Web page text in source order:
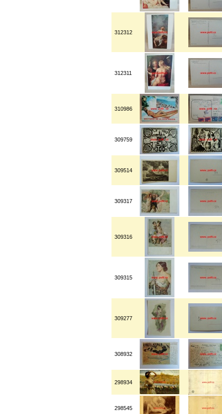
312312
312311
310986
309759
309514
309317
309316
309315
309277
308932
298934
298545